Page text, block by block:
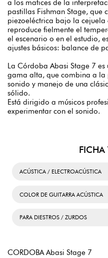
a los matices de la
pastillas Fishman Stage, que
piezoeléctrica bajo la cejuela
reproduce fielmente el
el escenario o en el estudio,
ajustes básicos: balance de
La Córdoba Abasi Stage 7
gama alta, que combina a la
sonido y manejo de una
sólido.
Está dirigido a músicos
experimentar con el sonido.
FICHA
ACÚSTICA / ELECTROACÚSTICA
COLOR DE GUITARRA ACÚSTICA
PARA DIESTROS / ZURDOS
CORDOBA Abasi Stage 7